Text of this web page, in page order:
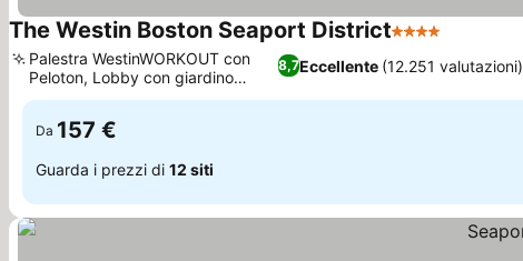
The Westin Boston Seaport District4 Stelle
8,7Eccellente (12.251 valutazioni)
Palestra WestinWORKOUT con
Peloton, Lobby con giardino
verticale
Da 157 €
Guarda i prezzi di 12 siti